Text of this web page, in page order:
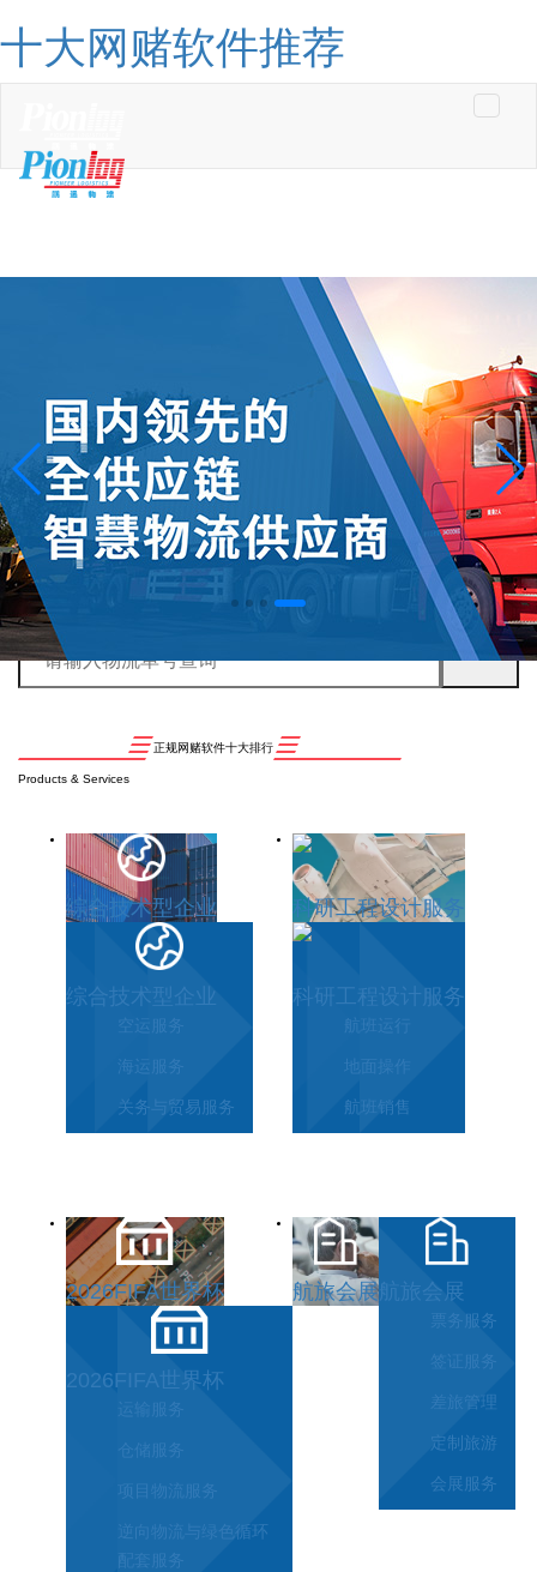
十大网赌软件推荐
正规网赌软件十大排行
Products & Services
综合技术型企业
综合技术型企业
空运服务
海运服务
关务与贸易服务
科研工程设计服务
科研工程设计服务
航班运行
地面操作
航班销售
2026FIFA世界杯
2026FIFA世界杯
运输服务
仓储服务
项目物流服务
逆向物流与绿色循环
配套服务
航旅会展航旅会展
票务服务
签证服务
差旅管理
定制旅游
会展服务